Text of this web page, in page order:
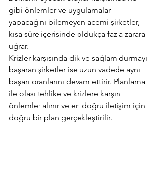
gibi önlemler ve uygulamalar
yapacağını bilemeyen acemi şirketler,
kısa süre içerisinde oldukça fazla zarara
uğrar.
Krizler karşısında dik ve sağlam durmayı
başaran şirketler ise uzun vadede aynı
başarı oranlarını devam ettirir. Planlama
ile olası tehlike ve krizlere karşın
önlemler alınır ve en doğru iletişim için
doğru bir plan gerçekleştirilir.